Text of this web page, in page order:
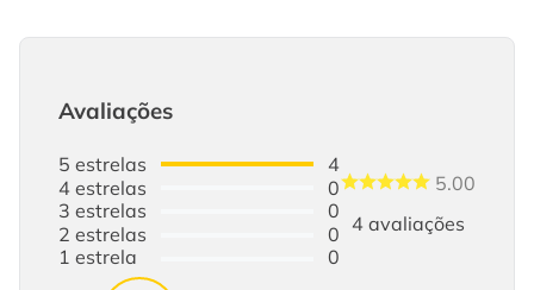
Avaliações
5estrelas
4estrelas
3estrelas
2estrelas
1estrela
4
0
0
0
0
5.00
4 avaliações